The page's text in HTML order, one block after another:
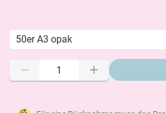
50er A3 opak